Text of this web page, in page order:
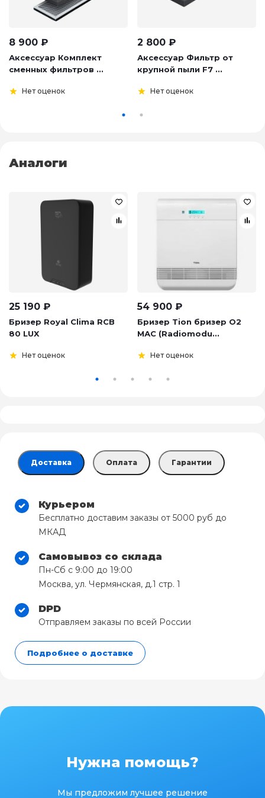
8 900 ₽
Аксессуар Комплект
сменных фильтров ...
Нет оценок
2 800 ₽
Аксессуар Фильтр от
крупной пыли F7 ...
Нет оценок
Аналоги
25 190 ₽
Бризер Royal Clima RCB
80 LUX
Нет оценок
54 900 ₽
Бризер Tion бризер О2
МАС (Radiomodu...
Нет оценок
Доставка Оплата Гарантии
Курьером
Бесплатно доставим заказы от 5000 руб до
МКАД
Самовывоз со склада
Пн-Сб с 9:00 до 19:00
Москва, ул. Чермянская, д.1 стр. 1
DPD
Отправляем заказы по всей России
Подробнее о доставке
Нужна помощь?
Мы предложим лучшее решение